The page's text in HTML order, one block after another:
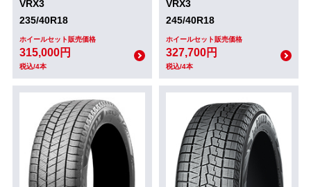
VRX3
235/40R18
ホイールセット販売価格
315,000円
税込/4本
VRX3
245/40R18
ホイールセット販売価格
327,700円
税込/4本